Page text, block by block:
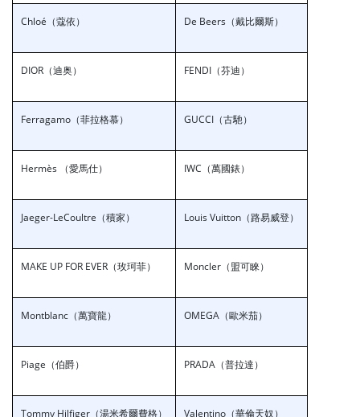
Chloé（蔻依） De Beers（戴比爾斯）
DIOR（迪奥） FENDI（芬迪）
Ferragamo（菲拉格慕） GUCCI（古馳）
Hermès （愛馬仕） IWC（萬國錶）
Jaeger-LeCoultre（積家） Louis Vuitton（路易威登）
MAKE UP FOR EVER（玫珂菲） Moncler（盟可睞）
Montblanc（萬寶龍） OMEGA（歐米茄）
Piage（伯爵） PRADA（普拉達）
Tommy Hilfiger（湯米希爾費格） Valentino（華倫天奴）